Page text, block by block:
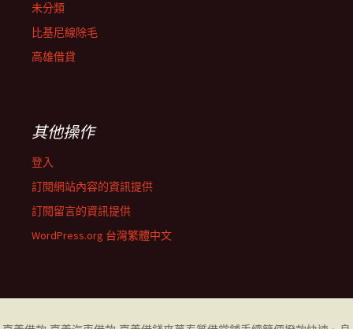
未分類
比基尼線除毛
高雄借貸
其他操作
登入
訂閱網站內容的資訊提供
訂閱留言的資訊提供
WordPress.org 台灣繁體中文